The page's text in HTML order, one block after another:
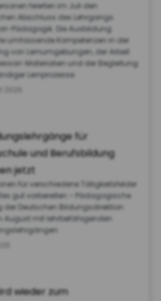
feierten im Juli den
Abschluss des Lehrgangs
Pädagogik. Die Ausbildung
umfassende Kompetenzen in der
von Lernumgebungen, der Arbeit
Materialien und der Begleitung
Lernprozesse.
2026
für
und Berufsbildung
jetzt
für verschiedene Tätigkeitsfelder
gut vorbereiten – Pädagogische
der Deutschen Bildungsdirektion
August mit lehrbefähigenden
wieder zum